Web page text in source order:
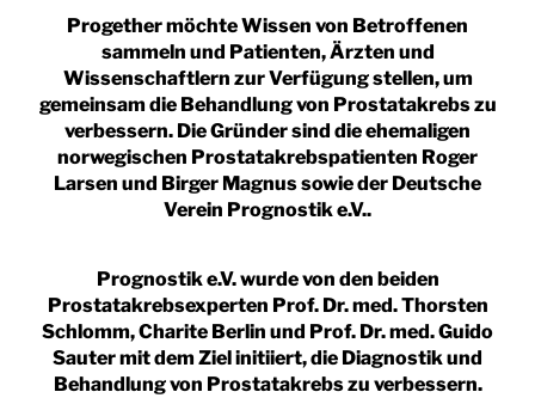
Progether möchte Wissen von Betroffenen
sammeln und Patienten, Ärzten und
Wissenschaftlern zur Verfügung stellen, um
gemeinsam die Behandlung von Prostatakrebs zu
verbessern. Die Gründer sind die ehemaligen
norwegischen Prostatakrebspatienten Roger
Larsen und Birger Magnus sowie der Deutsche
Verein Prognostik e.V..
Prognostik e.V. wurde von den beiden
Prostatakrebsexperten Prof. Dr. med. Thorsten
Schlomm, Charite Berlin und Prof. Dr. med. Guido
Sauter mit dem Ziel initiiert, die Diagnostik und
Behandlung von Prostatakrebs zu verbessern.